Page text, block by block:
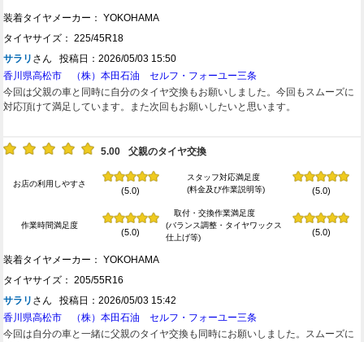
装着タイヤメーカー： YOKOHAMA
タイヤサイズ： 225/45R18
サラリ さん 投稿日：2026/05/03 15:50
香川県高松市 （株）本田石油 セルフ・フォーユー三条
今回は父親の車と同時に自分のタイヤ交換もお願いしました。今回もスムーズに
対応頂けて満足しています。また次回もお願いしたいと思います。
5.00 父親のタイヤ交換
お店の利用しやすさ
(5.0)
スタッフ対応満足度
(料金及び作業説明等)
(5.0)
作業時間満足度
(5.0)
取付・交換作業満足度
(バランス調整・タイヤワックス
仕上げ等)
(5.0)
装着タイヤメーカー： YOKOHAMA
タイヤサイズ： 205/55R16
サラリ さん 投稿日：2026/05/03 15:42
香川県高松市 （株）本田石油 セルフ・フォーユー三条
今回は自分の車と一緒に父親のタイヤ交換も同時にお願いしました。スムーズに